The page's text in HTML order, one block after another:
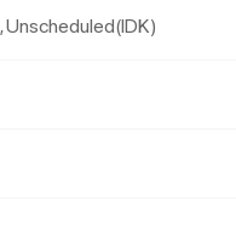
, Unscheduled(IDK)